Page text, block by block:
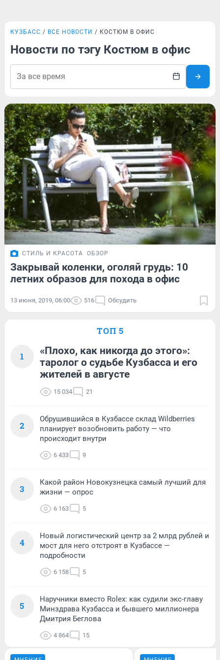
КУЗБАСС ВСЕ НОВОСТИ КОСТЮМ В ОФИС
Новости по тэгу Костюм в офис
СТИЛЬ И КРАСОТА ОБЗОР
Закрывай коленки, оголяй грудь: 10
летних образов для похода в офис
13 июня, 2019, 06:00 516 Обсудить
ТОП 5
1
«Плохо, как никогда до этого»:
таролог о судьбе Кузбасса и его
жителей в августе
15 034 21
2
Обрушившийся в Кузбассе склад Wildberries
планирует возобновить работу — что
происходит внутри
6 433 9
3
Какой район Новокузнецка самый лучший для
жизни — опрос
6 163 5
4
Новый логистический центр за 2 млрд рублей и
мост для него отстроят в Кузбассе —
подробности
6 158 5
5
Наручники вместо Rolex: как судили экс-главу
Минздрава Кузбасса и бывшего миллионера
Дмитрия Беглова
4 864 15